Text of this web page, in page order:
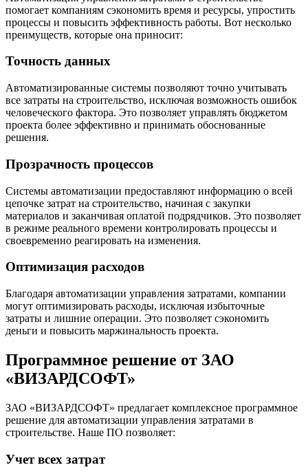
помогает компаниям сэкономить время и ресурсы, упростить
процессы и повысить эффективность работы. Вот несколько
преимуществ, которые она приносит:
Точность данных
Автоматизированные системы позволяют точно учитывать
все затраты на строительство, исключая возможность ошибок
человеческого фактора. Это позволяет управлять бюджетом
проекта более эффективно и принимать обоснованные
решения.
Прозрачность процессов
Системы автоматизации предоставляют информацию о всей
цепочке затрат на строительство, начиная с закупки
материалов и заканчивая оплатой подрядчиков. Это позволяет
в режиме реального времени контролировать процессы и
своевременно реагировать на изменения.
Оптимизация расходов
Благодаря автоматизации управления затратами, компании
могут оптимизировать расходы, исключая избыточные
затраты и лишние операции. Это позволяет сэкономить
деньги и повысить маржинальность проекта.
Программное решение от ЗАО
«ВИЗАРДСОФТ»
ЗАО «ВИЗАРДСОФТ» предлагает комплексное программное
решение для автоматизации управления затратами в
строительстве. Наше ПО позволяет:
Учет всех затрат